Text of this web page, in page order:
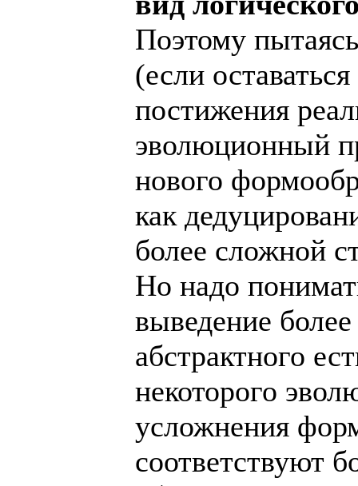
Поэтому
(если
постижения
эволюционный
нового
как
более сложной
Но надо
выведение
абстрактного
некоторого
усложнения
соответствуют